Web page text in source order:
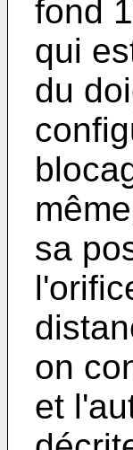
fond
qui
du
sa
on
et